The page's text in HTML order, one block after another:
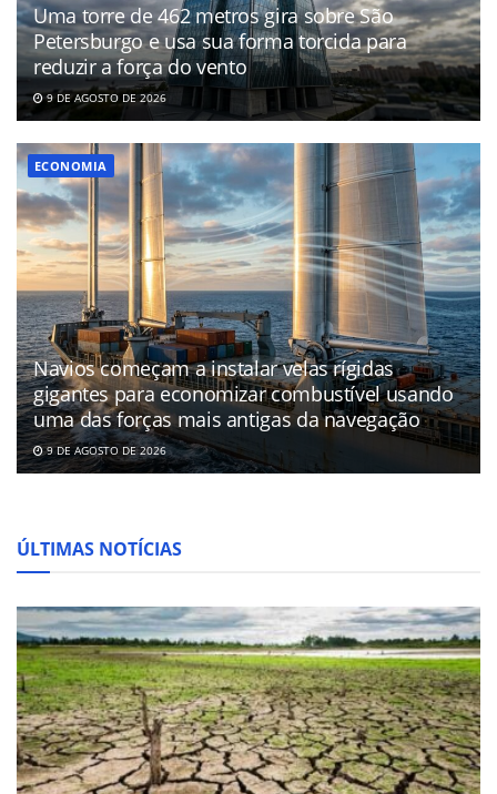
Uma torre de 462 metros gira sobre São
Petersburgo e usa sua forma torcida para
reduzir a força do vento
9 DE AGOSTO DE 2026
ECONOMIA
Navios começam a instalar velas rígidas
gigantes para economizar combustível usando
uma das forças mais antigas da navegação
9 DE AGOSTO DE 2026
ÚLTIMAS NOTÍCIAS